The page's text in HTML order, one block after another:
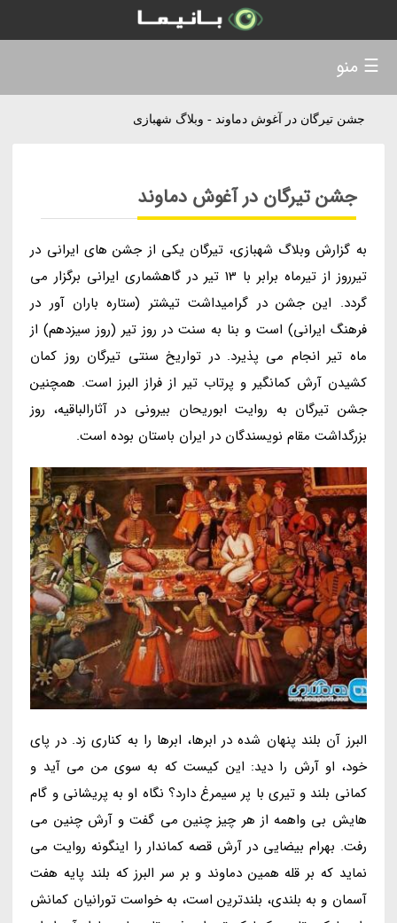
جشن تیرگان در آغوش دماوند - وبلاگ شهبازی
جشن تیرگان در آغوش دماوند
به گزارش وبلاگ شهبازی، تیرگان یکی از جشن های ایرانی در
تیرروز از تیرماه برابر با 13 تیر در گاهشماری ایرانی برگزار می
گردد. این جشن در گرامیداشت تیشتر (ستاره باران آور در
فرهنگ ایرانی) است و بنا به سنت در روز تیر (روز سیزدهم) از
ماه تیر انجام می پذیرد. در تواریخ سنتی تیرگان روز کمان
کشیدن آرش کمانگیر و پرتاب تیر از فراز البرز است. همچنین
جشن تیرگان به روایت ابوریحان بیرونی در آثارالباقیه، روز
بزرگداشت مقام نویسندگان در ایران باستان بوده است.
البرز آن بلند پنهان شده در ابرها، ابرها را به کناری زد. در پای
خود، او آرش را دید: این کیست که به سوی من می آید و
کمانی بلند و تیری با پر سیمرغ دارد؟ نگاه او به پریشانی و گام
هایش بی واهمه از هر چیز چنین می گفت و آرش چنین می
رفت. بهرام بیضایی در آرش قصه کماندار را اینگونه روایت می
نماید که بر قله همین دماوند و بر سر البرز که بلند پایه هفت
آسمان و به بلندی، بلندترین است، به خواست تورانیان کمانش
☰ منو